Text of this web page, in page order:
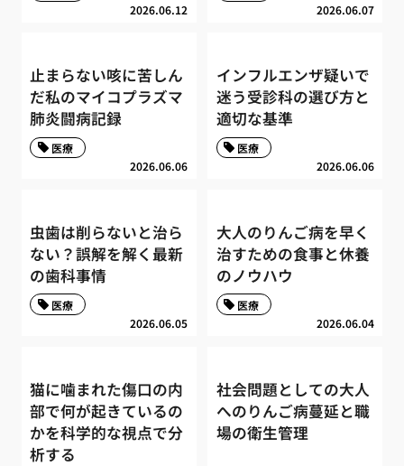
2026.06.12 2026.06.07
止まらない咳に苦しん
だ私のマイコプラズマ
肺炎闘病記録
2026.06.06
医療
インフルエンザ疑いで
迷う受診科の選び方と
適切な基準
2026.06.06
医療
虫歯は削らないと治ら
ない？誤解を解く最新
の歯科事情
2026.06.05
医療
大人のりんご病を早く
治すための食事と休養
のノウハウ
2026.06.04
医療
猫に噛まれた傷口の内
部で何が起きているの
かを科学的な視点で分
析する
社会問題としての大人
へのりんご病蔓延と職
場の衛生管理